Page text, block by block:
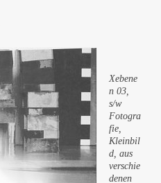
Xebene
n 03,
s/w
Fotogra
fie,
Kleinbil
d, aus
verschie
denen